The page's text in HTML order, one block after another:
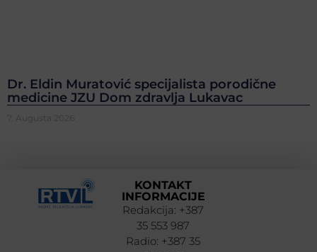
Dr. Eldin Muratović specijalista porodične
medicine JZU Dom zdravlja Lukavac
7. Augusta 2026.
KONTAKT
INFORMACIJE
Redakcija: +387
35 553 987
Radio: +387 35